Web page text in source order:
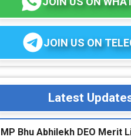
JOIN US ON
Latest
MP Bhu Abhilekh DEO Merit